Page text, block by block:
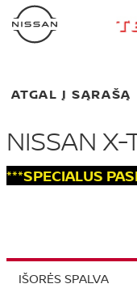
ATGAL Į SĄRAŠĄ
NISSAN X-
***SPECIALUS
IŠORĖS SPALVA